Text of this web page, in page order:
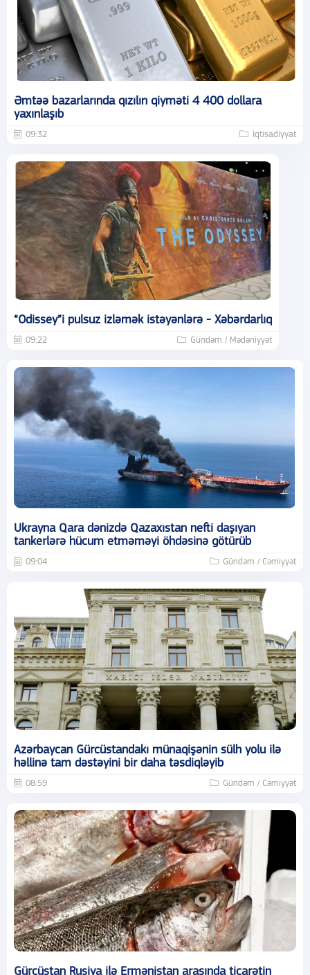
Əmtəə bazarlarında qızılın qiyməti 4 400 dollara
yaxınlaşıb
09:32 İqtisadiyyat
“Odissey”i pulsuz izləmək istəyənlərə - Xəbərdarlıq
09:22 Gündəm / Mədəniyyət
Ukrayna Qara dənizdə Qazaxıstan nefti daşıyan
tankerlərə hücum etməməyi öhdəsinə götürüb
09:04 Gündəm / Cəmiyyət
Azərbaycan Gürcüstandakı münaqişənin sülh yolu ilə
həllinə tam dəstəyini bir daha təsdiqləyib
08:59 Gündəm / Cəmiyyət
Gürcüstan Rusiya ilə Ermənistan arasında ticarətin